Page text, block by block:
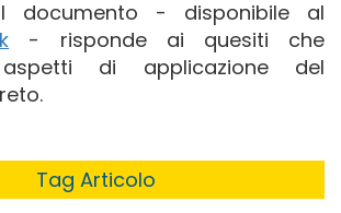
documento - disponibile al
- risponde ai quesiti che
di applicazione del
Tag Articolo